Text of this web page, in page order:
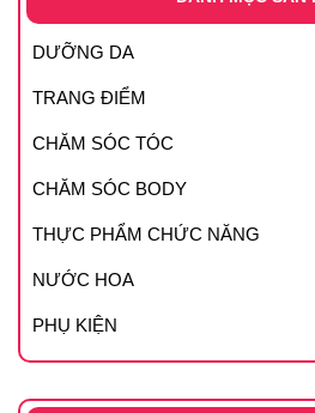
DƯỠNG DA
TRANG ĐIỂM
CHĂM SÓC TÓC
CHĂM SÓC BODY
THỰC PHẨM CHỨC NĂNG
NƯỚC HOA
PHỤ KIỆN